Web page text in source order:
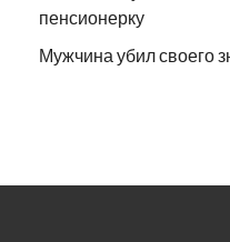
пенсионерку
Мужчина убил своего